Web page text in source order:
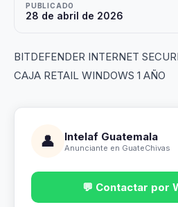
PUBLICADO
28 de abril de 2026
BITDEFENDER INTERNET
CAJA RETAIL WINDOWS 1 AÑO
👤 Intelaf Guatemala
Anunciante en GuateChivas
💬 Contactar por